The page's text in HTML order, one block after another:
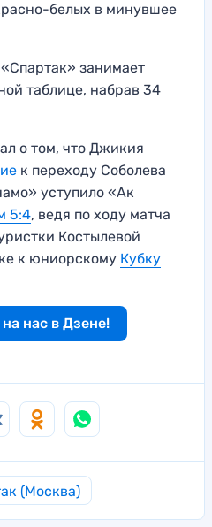
белых в минувшее
занимает
таблице, набрав 34
о том, что Джикия
к переходу Соболева
уступило «Ак
5:4, ведя по ходу матча
Костылевой
к юниорскому Кубку
нас в Дзене!
(Москва)